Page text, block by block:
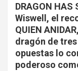
DRAGON
Wiswell, el
QUIEN
dragón de
opuestas lo
poderoso